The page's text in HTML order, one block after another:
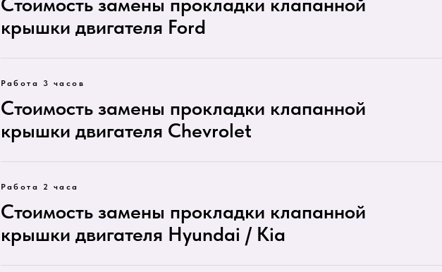
крышки двигателя Ford
Работа 3 часов
Стоимость замены прокладки клапанной
крышки двигателя Chevrolet
Работа 2 часа
Стоимость замены прокладки клапанной
крышки двигателя Hyundai / Kia